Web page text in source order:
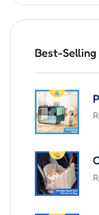
Best-Selling